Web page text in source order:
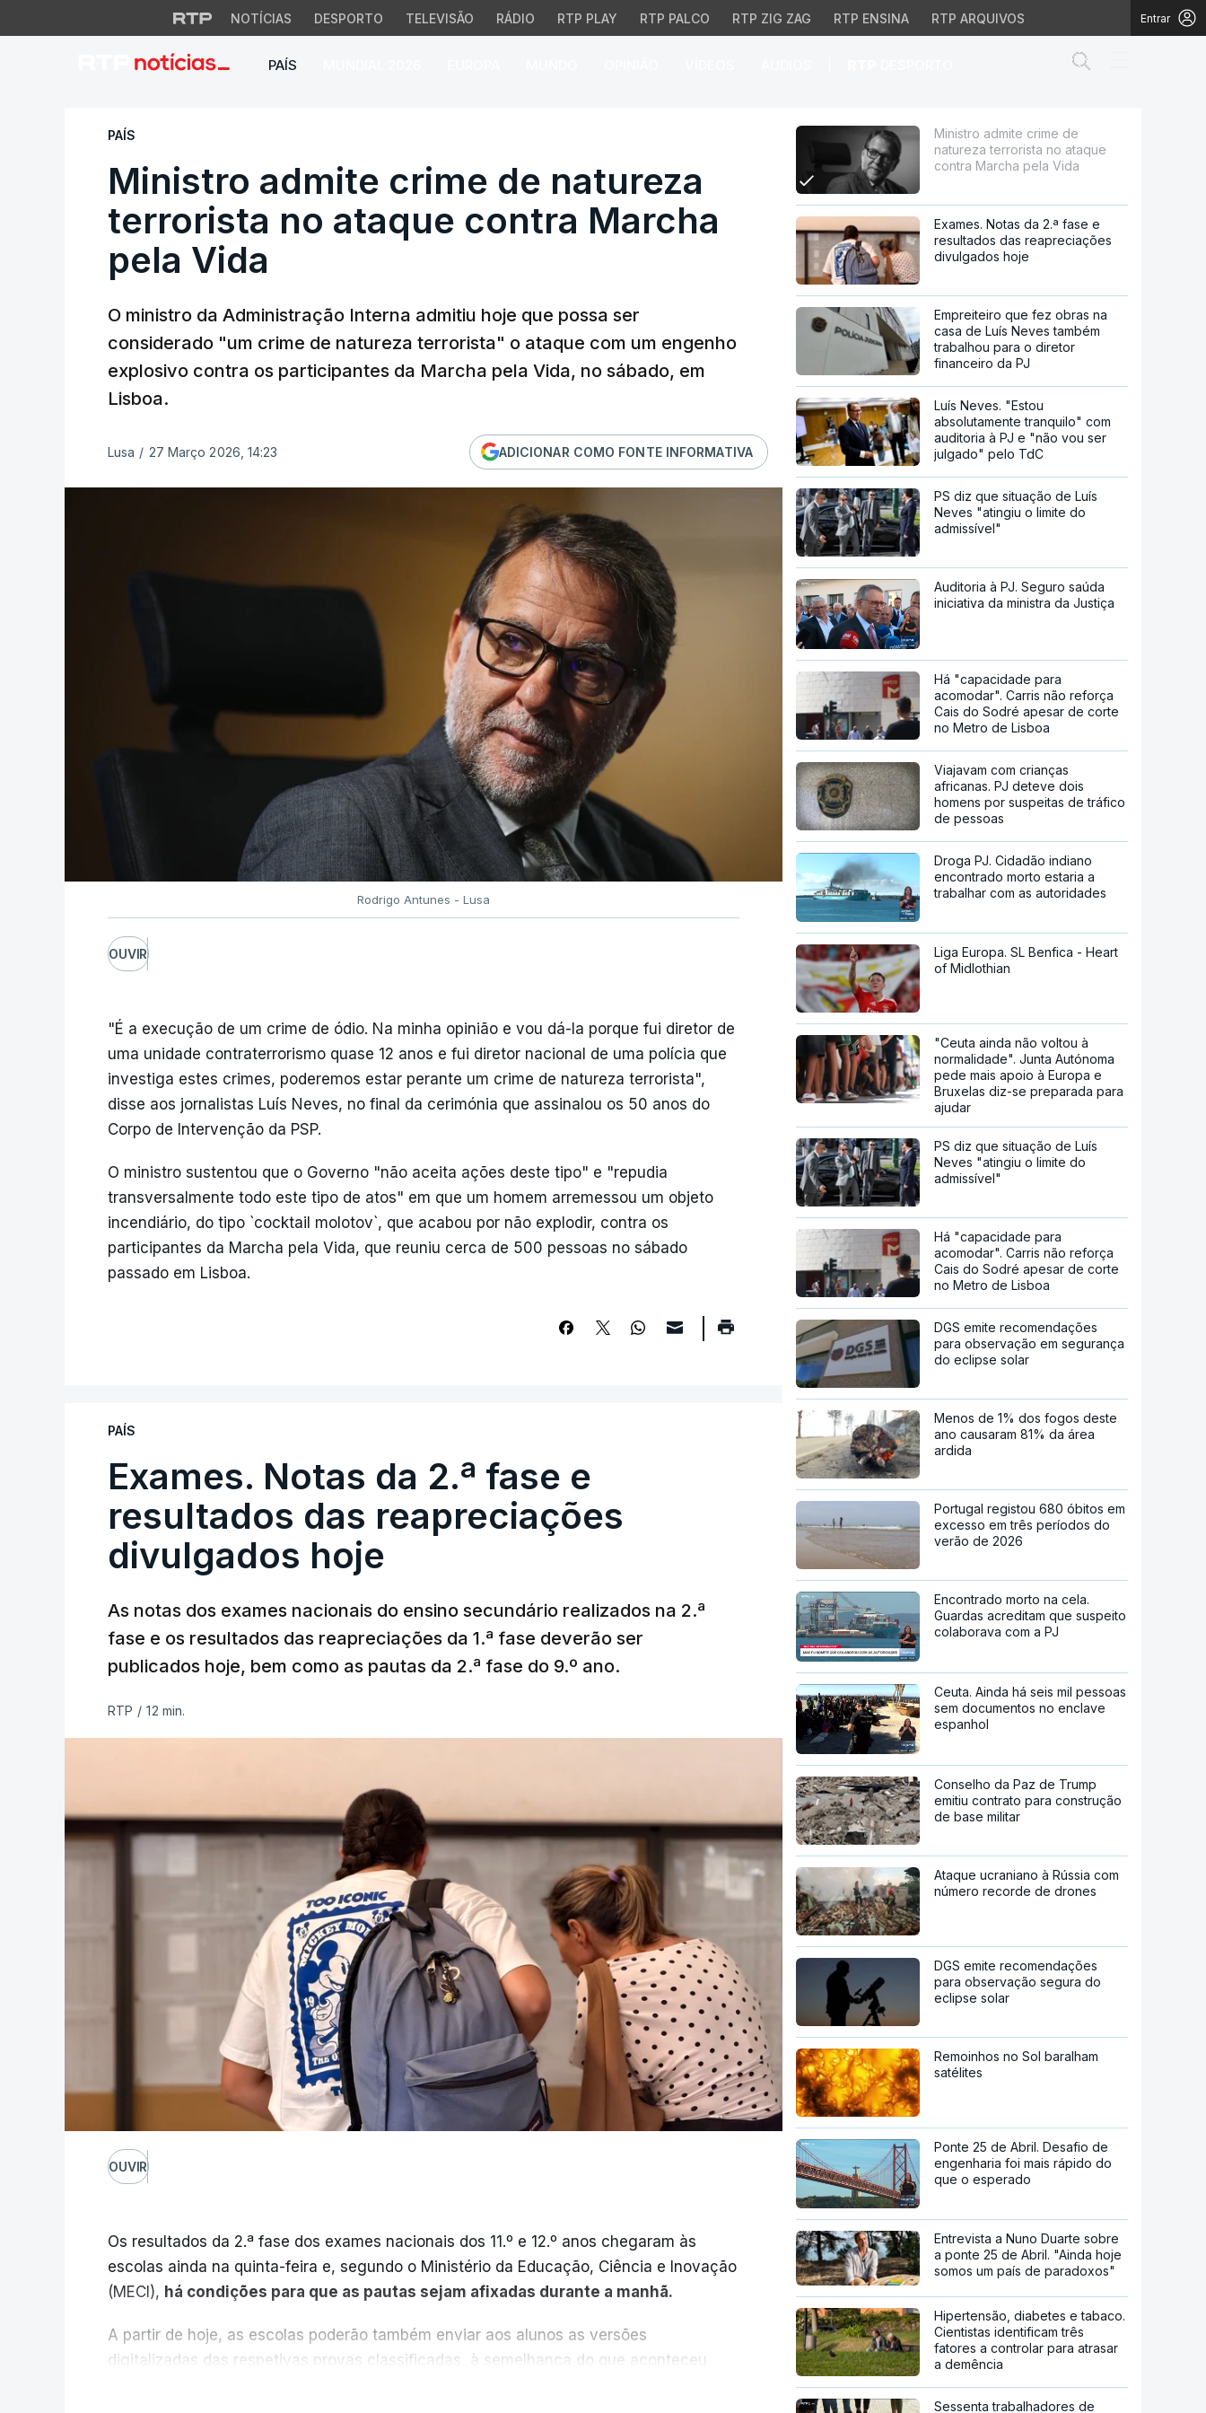
NOTÍCIAS DESPORTO TELEVISÃO RÁDIO RTP PLAY RTP PALCO RTP ZIG ZAG RTP ENSINA RTP ARQUIVOS Entrar
PAÍS
Ministro admite crime de natureza terrorista no ataque contra
PAÍS
Ministro admite crime de natureza
terrorista no ataque contra Marcha
pela Vida
O ministro da Administração Interna admitiu hoje que possa ser
considerado "um crime de natureza terrorista" o ataque com um engenho
explosivo contra os participantes da Marcha pela Vida, no sábado, em
Lisboa.
Lusa / 27 Março 2026, 14:23 ADICIONAR COMO FONTE INFORMATIVA
Rodrigo Antunes - Lusa
OUVIR
"É a execução de um crime de ódio. Na minha opinião e vou dá-la porque fui diretor de
uma unidade contraterrorismo quase 12 anos e fui diretor nacional de uma polícia que
investiga estes crimes, poderemos estar perante um crime de natureza terrorista",
disse aos jornalistas Luís Neves, no final da cerimónia que assinalou os 50 anos do
Corpo de Intervenção da PSP.
O ministro sustentou que o Governo "não aceita ações deste tipo" e "repudia
transversalmente todo este tipo de atos" em que um homem arremessou um objeto
incendiário, do tipo `cocktail molotov`, que acabou por não explodir, contra os
participantes da Marcha pela Vida, que reuniu cerca de 500 pessoas no sábado
passado em Lisboa.
PAÍS
Exames. Notas da 2.ª fase e
resultados das reapreciações
divulgados hoje
As notas dos exames nacionais do ensino secundário realizados na 2.ª
fase e os resultados das reapreciações da 1.ª fase deverão ser
publicados hoje, bem como as pautas da 2.ª fase do 9.º ano.
RTP / 12 min.
OUVIR
Os resultados da 2.ª fase dos exames nacionais dos 11.º e 12.º anos chegaram às
escolas ainda na quinta-feira e, segundo o Ministério da Educação, Ciência e Inovação
(MECI), há condições para que as pautas sejam afixadas durante a manhã.
A partir de hoje, as escolas poderão também enviar aos alunos as versões
digitalizadas das respetivas provas classificadas, à semelhança do que aconteceu
Ministro admite crime de
natureza terrorista no ataque
contra Marcha pela Vida
Exames. Notas da 2.ª fase e
resultados das reapreciações
divulgados hoje
Empreiteiro que fez obras na
casa de Luís Neves também
trabalhou para o diretor
financeiro da PJ
Luís Neves. "Estou
absolutamente tranquilo" com
auditoria à PJ e "não vou ser
julgado" pelo TdC
PS diz que situação de Luís
Neves "atingiu o limite do
admissível"
Auditoria à PJ. Seguro saúda
iniciativa da ministra da Justiça
Há "capacidade para
acomodar". Carris não reforça
Cais do Sodré apesar de corte
no Metro de Lisboa
Viajavam com crianças
africanas. PJ deteve dois
homens por suspeitas de tráfico
de pessoas
Droga PJ. Cidadão indiano
encontrado morto estaria a
trabalhar com as autoridades
Liga Europa. SL Benfica - Heart
of Midlothian
"Ceuta ainda não voltou à
normalidade". Junta Autónoma
pede mais apoio à Europa e
Bruxelas diz-se preparada para
ajudar
PS diz que situação de Luís
Neves "atingiu o limite do
admissível"
Há "capacidade para
acomodar". Carris não reforça
Cais do Sodré apesar de corte
no Metro de Lisboa
DGS emite recomendações
para observação em segurança
do eclipse solar
Menos de 1% dos fogos deste
ano causaram 81% da área
ardida
Portugal registou 680 óbitos em
excesso em três períodos do
verão de 2026
Encontrado morto na cela.
Guardas acreditam que suspeito
colaborava com a PJ
Ceuta. Ainda há seis mil pessoas
sem documentos no enclave
espanhol
Conselho da Paz de Trump
emitiu contrato para construção
de base militar
Ataque ucraniano à Rússia com
número recorde de drones
DGS emite recomendações
para observação segura do
eclipse solar
Remoinhos no Sol baralham
satélites
Ponte 25 de Abril. Desafio de
engenharia foi mais rápido do
que o esperado
Entrevista a Nuno Duarte sobre
a ponte 25 de Abril. "Ainda hoje
somos um país de paradoxos"
Hipertensão, diabetes e tabaco.
Cientistas identificam três
fatores a controlar para atrasar
a demência
Sessenta trabalhadores de